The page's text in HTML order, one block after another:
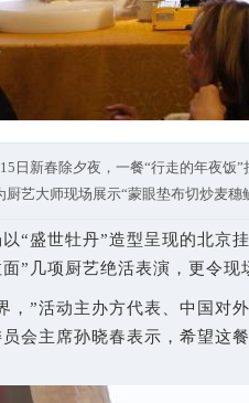
日新春除夕夜，一餐“行走的年夜饭
艺大师现场展示“蒙眼垫布切炒麦穗
盛世牡丹”造型呈现的北京挂
”几项厨艺绝活表演，更令现
”活动主办方代表、中国对外
会主席孙晓春表示，希望这